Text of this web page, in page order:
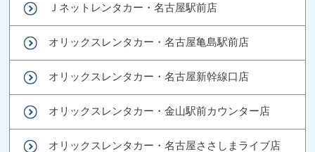
Ｊネットレンタカー・名古屋駅前店
オリックスレンタカー・名古屋亀島駅前店
オリックスレンタカー・名古屋新幹線口店
オリックスレンタカー・金山駅前カウンター店
オリックスレンタカー・名古屋ささしまライブ店